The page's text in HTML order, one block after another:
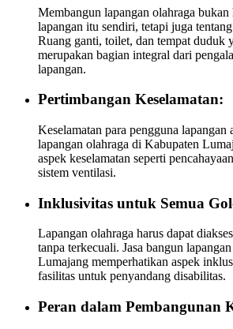
Membangun lapangan olahraga bukan
lapangan itu sendiri, tetapi juga
Ruang ganti, toilet, dan tempat duduk
merupakan bagian integral dari
lapangan.
Pertimbangan Keselamatan:
Keselamatan para pengguna lapangan
lapangan olahraga di Kabupaten
aspek keselamatan seperti
sistem ventilasi.
Inklusivitas untuk Semua
Lapangan olahraga harus dapat
tanpa terkecuali. Jasa bangun
Lumajang memperhatikan aspek
fasilitas untuk penyandang disabilitas.
Peran dalam Pembangunan